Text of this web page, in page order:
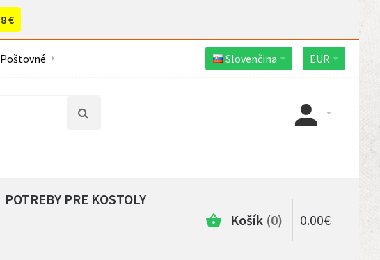
8 €
Poštovné Slovenčina EUR
POTREBY PRE KOSTOLY
Košík 0 0.00€